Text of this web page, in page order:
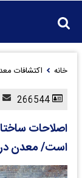
خانه اکتشافات
اصلاحات
است/ معدن در